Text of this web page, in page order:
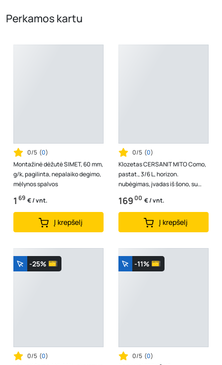
Perkamos kartu
0/5 (0)
Montažinė dėžutė SIMET, 60 mm,
g/k, pagilinta, nepalaiko degimo,
mėlynos spalvos
1 69 € / vnt.
Į krepšelį
0/5 (0)
Klozetas CERSANIT MITO Como,
pastat., 3/6 L, horizon.
nubėgimas, įvadas iš šono, su
lėtai nusileidžiančiu dangčiu,
Lenki...
16900 € / vnt.
Į krepšelį
-25%
0/5 (0)
-11%
0/5 (0)